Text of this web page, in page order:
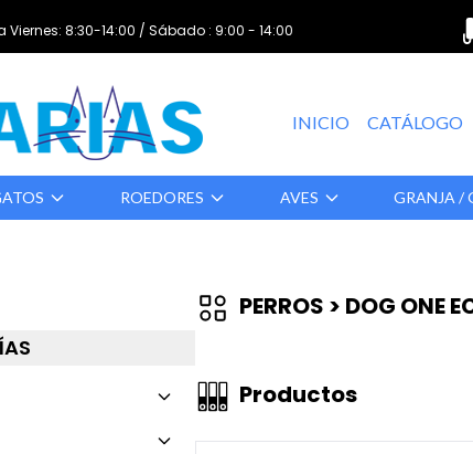
Viernes: 8:30-14:00 / Sábado : 9:00 - 14:00
INICIO CATÁLOGO
ROEDORES AVES GRANJA /
PERROS > DOG ONE
Productos